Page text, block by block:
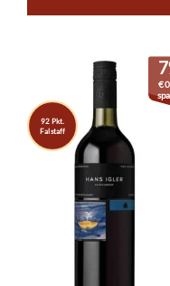
92 Pkt.
Falstaff
€